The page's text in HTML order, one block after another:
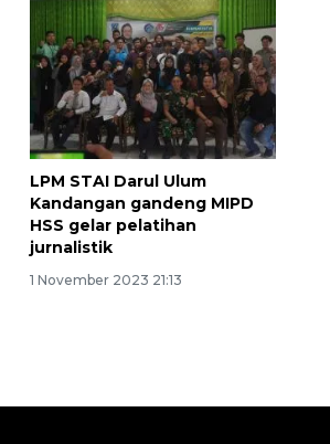
LPM STAI Darul Ulum
Kandangan gandeng MIPD
HSS gelar pelatihan
jurnalistik
1 November 2023 21:13